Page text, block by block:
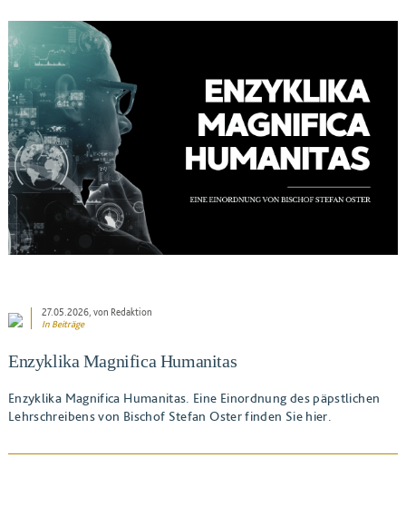
BEITRAG ANSEHEN
27.05.2026, von Redaktion
In Beiträge
Enzyklika Magnifica Humanitas
Enzyklika Magnifica Humanitas. Eine Einordnung des päpstlichen
Lehrschreibens von Bischof Stefan Oster finden Sie hier.